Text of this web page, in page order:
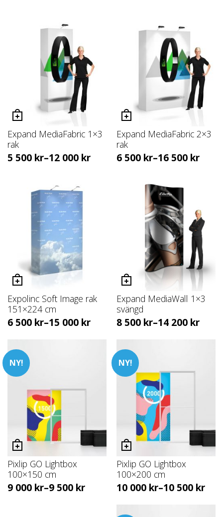
Expand MediaFabric 1×3
rak
5 500 kr–12 000 kr
Expand MediaFabric 2×3
rak
6 500 kr–16 500 kr
Expolinc Soft Image rak
151×224 cm
6 500 kr–15 000 kr
Expand MediaWall 1×3
svängd
8 500 kr–14 200 kr
NY!
Pixlip GO Lightbox
100×150 cm
9 000 kr–9 500 kr
NY!
Pixlip GO Lightbox
100×200 cm
10 000 kr–10 500 kr